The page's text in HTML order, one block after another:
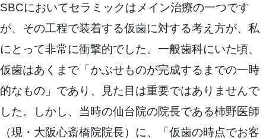
SBCにおいてセラミックはメイン治療の一つです
が、その工程で装着する仮歯に対する考え方が、私
にとって非常に衝撃的でした。一般歯科にいた頃、
仮歯はあくまで「かぶせものが完成するまでの一時
的なもの」であり、見た目は重要ではありませんで
した。しかし、当時の仙台院の院長である柿野医師
（現・大阪心斎橋院院長）に、「仮歯の時点でお客